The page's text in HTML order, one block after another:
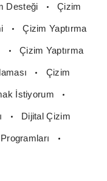
Desteği Çizim
Çizim Yaptırma
Çizim Yaptırma
Çizim
İstiyorum
Dijital Çizim